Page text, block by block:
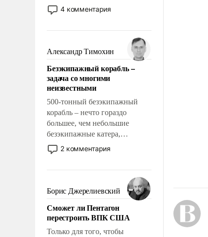
постепенно вытесняя и
отменяя традиционное
мужественным и твердым под
ударами судьбы, брать на себя
ответственность, помогать
слабым, идти вперед и
адаптироваться.
4 комментария
Александр Тимохин
Безэкипажный корабль –
задача со многими
неизвестными
500-тонный безэкипажный
корабль – нечто гораздо
большее, чем небольшие
безэкипажные катера,
применение которых уже
стало обыденностью. Задача по
сложна и амбициозна. Однако
и ее реализация радикально
поднимет наши боевые
возможности.
2 комментария
Борис Джерелиевский
Сможет ли Пентагон
перестроить ВПК США
Только для того, чтобы